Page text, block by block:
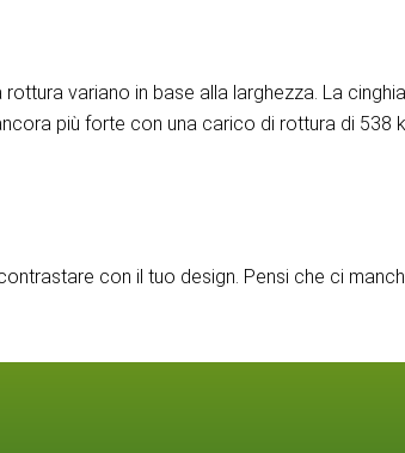
variano in base alla larghezza. La
più forte con una carico di rottura di 538
con il tuo design. Pensi che ci